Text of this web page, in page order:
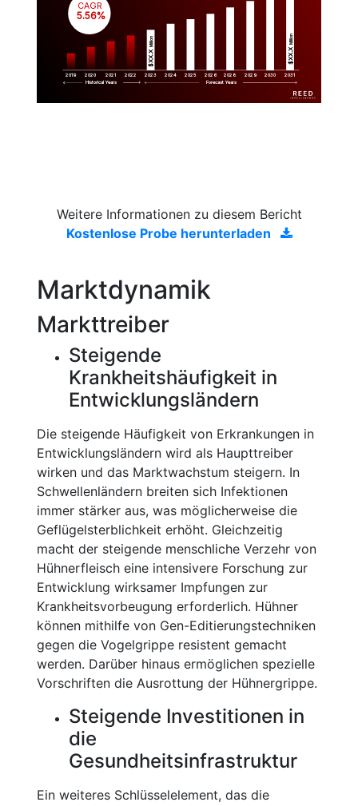
2019 2020 2021 2022 2023 2024 2025 2026 2028 2029 2030 2031
$XX.X
Million
$XX.X
Million
CAGR
5.56%
Historical Years Forecast Years
Weitere Informationen zu diesem Bericht
Kostenlose Probe herunterladen
Marktdynamik
Markttreiber
Steigende
Krankheitshäufigkeit in
Entwicklungsländern
Die steigende Häufigkeit von Erkrankungen in
Entwicklungsländern wird als Haupttreiber
wirken und das Marktwachstum steigern. In
Schwellenländern breiten sich Infektionen
immer stärker aus, was möglicherweise die
Geflügelsterblichkeit erhöht. Gleichzeitig
macht der steigende menschliche Verzehr von
Hühnerfleisch eine intensivere Forschung zur
Entwicklung wirksamer Impfungen zur
Krankheitsvorbeugung erforderlich. Hühner
können mithilfe von Gen-Editierungstechniken
gegen die Vogelgrippe resistent gemacht
werden. Darüber hinaus ermöglichen spezielle
Vorschriften die Ausrottung der Hühnergrippe.
Steigende Investitionen in
die
Gesundheitsinfrastruktur
Ein weiteres Schlüsselelement, das die